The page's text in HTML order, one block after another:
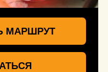
МАРШРУТ